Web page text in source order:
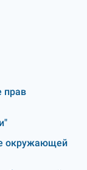
прав
окружающей